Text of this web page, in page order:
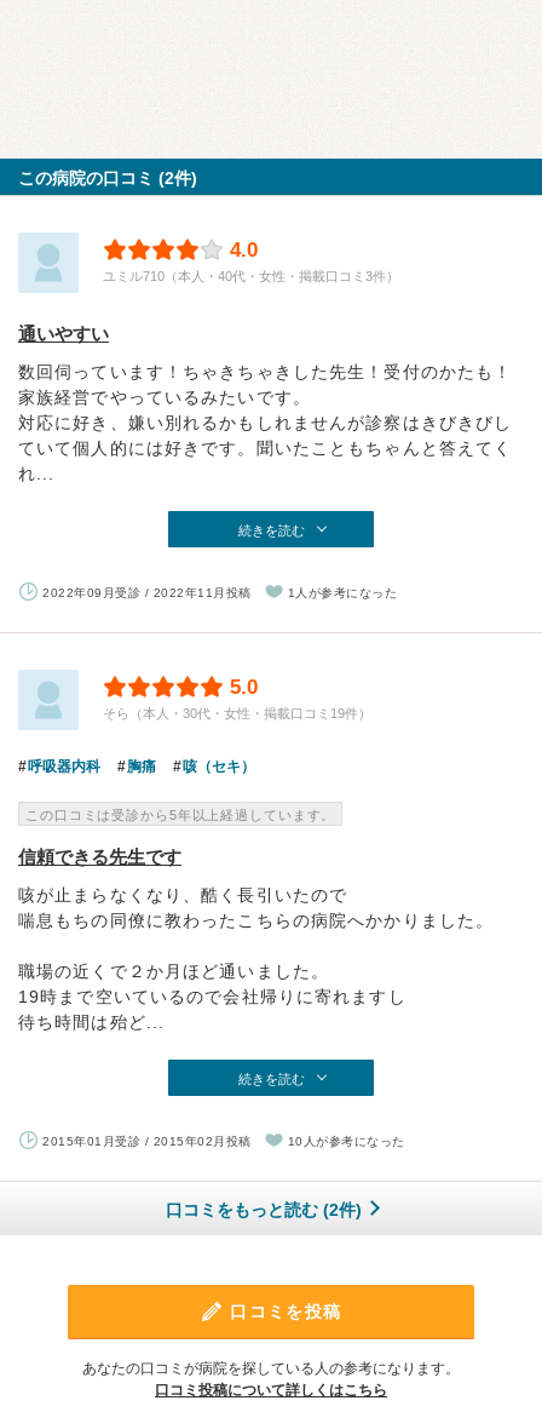
この病院の口コミ (2件)
4.0
ユミル710（本人・40代・女性・掲載口コミ3件）
通いやすい
数回伺っています！ちゃきちゃきした先生！受付のかたも！
家族経営でやっているみたいです。
対応に好き、嫌い別れるかもしれませんが診察はきびきびし
ていて個人的には好きです。聞いたこともちゃんと答えてく
れ...
続きを読む
2022年09月受診 / 2022年11月投稿 1人が参考になった
5.0
そら（本人・30代・女性・掲載口コミ19件）
呼吸器内科 胸痛 咳（セキ）
この口コミは受診から5年以上経過しています。
信頼できる先生です
咳が止まらなくなり、酷く長引いたので
喘息もちの同僚に教わったこちらの病院へかかりました。
職場の近くで２か月ほど通いました。
19時まで空いているので会社帰りに寄れますし
待ち時間は殆ど...
続きを読む
2015年01月受診 / 2015年02月投稿 10人が参考になった
口コミをもっと読む (2件)
口コミを投稿
あなたの口コミが病院を探している人の参考になります。
口コミ投稿について詳しくはこちら